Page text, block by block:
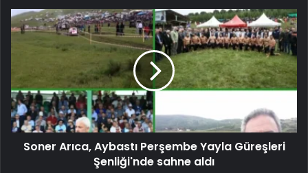
Soner Arıca, Aybastı Perşembe Yayla Güreşleri
Şenliği'nde sahne aldı